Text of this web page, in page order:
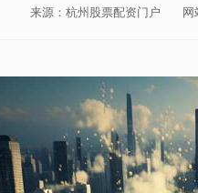
来源：杭州股票配资门户 网